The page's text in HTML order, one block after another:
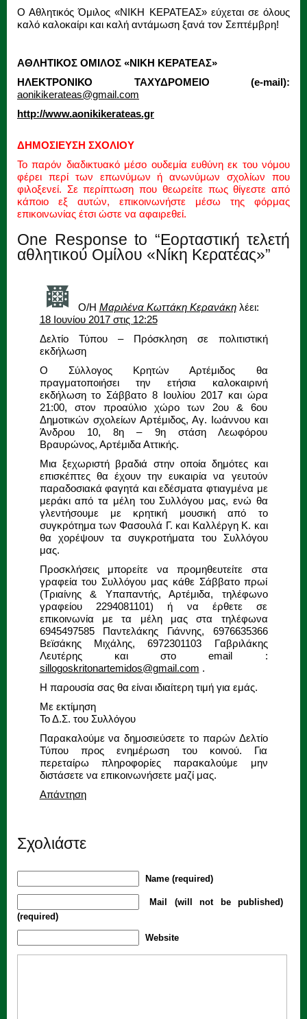
Ο Αθλητικός Όμιλος «ΝΙΚΗ ΚΕΡΑΤΕΑΣ» εύχεται σε όλους
καλό καλοκαίρι και καλή αντάμωση ξανά τον Σεπτέμβρη!
ΑΘΛΗΤΙΚΟΣ ΟΜΙΛΟΣ «ΝΙΚΗ ΚΕΡΑΤΕΑΣ»
ΗΛΕΚΤΡΟΝΙΚΟ ΤΑΧΥΔΡΟΜΕΙΟ (e-mail):
aonikikerateas@gmail.com
http://www.aonikikerateas.gr
ΔΗΜΟΣΙΕΥΣΗ ΣΧΟΛΙΟΥ
Το παρόν διαδικτυακό μέσο ουδεμία ευθύνη εκ του νόμου
φέρει περί των επωνύμων ή ανωνύμων σχολίων που
φιλοξενεί. Σε περίπτωση που θεωρείτε πως θίγεστε από
κάποιο εξ αυτών, επικοινωνήστε μέσω της φόρμας
επικοινωνίας έτσι ώστε να αφαιρεθεί.
One Response to “Εορταστική τελετή
αθλητικού Ομίλου «Νίκη Κερατέας»”
Ο/Η Μαριλένα Κωττάκη Κερανάκη λέει:
18 Ιουνίου 2017 στις 12:25
Δελτίο Τύπου – Πρόσκληση σε πολιτιστική
εκδήλωση
Ο Σύλλογος Κρητών Αρτέμιδος θα
πραγματοποιήσει την ετήσια καλοκαιρινή
εκδήλωση το Σάββατο 8 Ιουλίου 2017 και ώρα
21:00, στον προαύλιο χώρο των 2ου & 6ου
Δημοτικών σχολείων Αρτέμιδος, Αγ. Ιωάννου και
Άνδρου 10, 8η – 9η στάση Λεωφόρου
Βραυρώνος, Αρτέμιδα Αττικής.
Μια ξεχωριστή βραδιά στην οποία δημότες και
επισκέπτες θα έχουν την ευκαιρία να γευτούν
παραδοσιακά φαγητά και εδέσματα φτιαγμένα με
μεράκι από τα μέλη του Συλλόγου μας, ενώ θα
γλεντήσουμε με κρητική μουσική από το
συγκρότημα των Φασουλά Γ. και Καλλέργη Κ. και
θα χορέψουν τα συγκροτήματα του Συλλόγου
μας.
Προσκλήσεις μπορείτε να προμηθευτείτε στα
γραφεία του Συλλόγου μας κάθε Σάββατο πρωί
(Τριαίνης & Υπαπαντής, Αρτέμιδα, τηλέφωνο
γραφείου 2294081101) ή να έρθετε σε
επικοινωνία με τα μέλη μας στα τηλέφωνα
6945497585 Παντελάκης Γιάννης, 6976635366
Βεϊσάκης Μιχάλης, 6972301103 Γαβριλάκης
Λευτέρης και στο email :
sillogoskritonartemidos@gmail.com .
Η παρουσία σας θα είναι ιδιαίτερη τιμή για εμάς.
Με εκτίμηση
Το Δ.Σ. του Συλλόγου
Παρακαλούμε να δημοσιεύσετε το παρών Δελτίο
Τύπου προς ενημέρωση του κοινού. Για
περεταίρω πληροφορίες παρακαλούμε μην
διστάσετε να επικοινωνήσετε μαζί μας.
Απάντηση
Σχολιάστε
Name (required)
Mail (will not be published)
(required)
Website